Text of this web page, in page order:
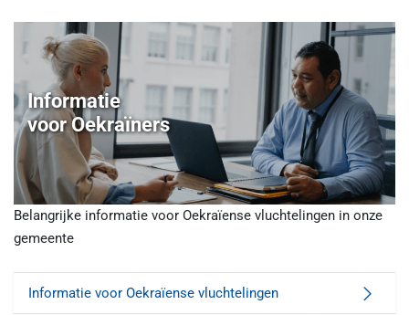
Informatie
voor Oekraïners
Belangrijke informatie voor Oekraïense vluchtelingen in onze
gemeente
Informatie voor Oekraïense vluchtelingen